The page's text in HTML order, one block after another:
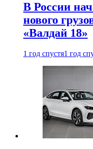
В России
нового
«Валдай 18»
1 год спустя1 год